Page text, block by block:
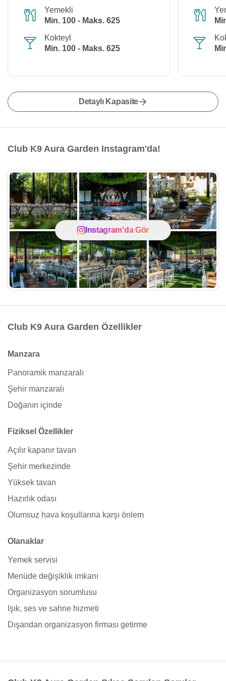
Yemekli
Min. 100 - Maks. 625
Kokteyl
Min. 100 - Maks. 625
Detaylı Kapasite
Club K9 Aura Garden Instagram'da!
Instagram'da Gör
Club K9 Aura Garden Özellikler
Manzara
Panoramik manzaralı
Şehir manzaralı
Doğanın içinde
Fiziksel Özellikler
Açılır kapanır tavan
Şehir merkezinde
Yüksek tavan
Hazırlık odası
Olumsuz hava koşullarına karşı önlem
Olanaklar
Yemek servisi
Menüde değişiklik imkanı
Organizasyon sorumlusu
Işık, ses ve sahne hizmeti
Dışarıdan organizasyon firması getirme